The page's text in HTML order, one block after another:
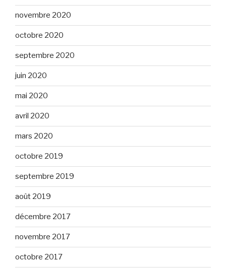
novembre 2020
octobre 2020
septembre 2020
juin 2020
mai 2020
avril 2020
mars 2020
octobre 2019
septembre 2019
août 2019
décembre 2017
novembre 2017
octobre 2017